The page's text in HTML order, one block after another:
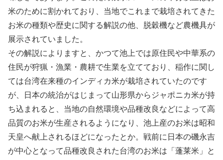
米のために割かれており、当地でこれまで栽培されてきた
お米の種類や歴史に関する解説の他、脱穀機など農機具が
展示されていました。
その解説によりますと、かつて池上では原住民や中華系の
住民が狩猟・漁業・農耕で生業を立てており、稲作に関し
ては台湾在来種のインディカ米が栽培されていたのです
が、日本の統治がはじまって山形県からジャポニカ米が持
ち込まれると、当地の自然環境や品種改良などによって高
品質のお米が生産されるようになり、池上産のお米は昭和
天皇へ献上されるほどになったとか。戦前に日本の磯永吉
が中心となって品種改良された台湾のお米は「蓬莱米」と